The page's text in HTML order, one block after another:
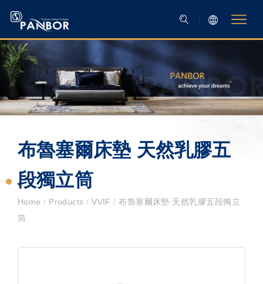
布魯塞爾床墊 天然乳膠五
段獨立筒
Home/ Products/ VVIF/ 布魯塞爾床墊 天然乳膠五段獨立
筒